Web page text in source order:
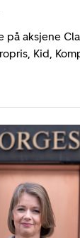
aksjene
Kid,